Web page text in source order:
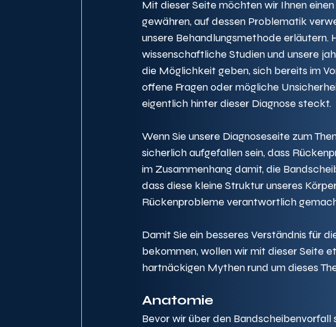
Mit dieser Seite möchten wir Ihnen
gewähren, auf dessen Problematik
unsere Behandlungsmethode erläutern.
wissenschaftliche Studien und unsere
die Möglichkeit geben, sich bereits im
offene Fragen oder mögliche
eigentlich hinter dieser Diagnose steckt.
Wenn Sie unsere Diagnoseseite zum
sicherlich aufgefallen sein, dass
im Zusammenhang damit, die
dass diese kleine Struktur unseres
Rückenprobleme verantwortlich
Damit Sie ein besseres Verständnis für
bekommen, wollen wir mit dieser Seite
hartnäckigen Mythen rund um dieses
Anatomie
Bevor wir über den